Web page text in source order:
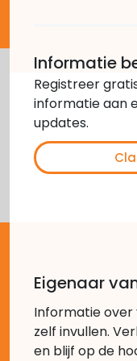
Informatie
Registreer
informatie aan
updates.
Eigenaar
Informatie over
zelf invullen.
en blijf op de